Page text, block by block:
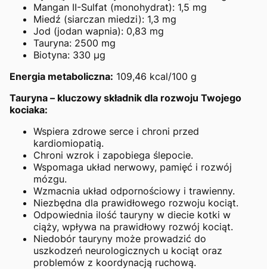
Mangan II-Sulfat (monohydrat): 1,5 mg
Miedź (siarczan miedzi): 1,3 mg
Jod (jodan wapnia): 0,83 mg
Tauryna: 2500 mg
Biotyna: 330 µg
Energia metaboliczna: 109,46 kcal/100 g
Tauryna – kluczowy składnik dla rozwoju Twojego
kociaka:
Wspiera zdrowe serce i chroni przed
kardiomiopatią.
Chroni wzrok i zapobiega ślepocie.
Wspomaga układ nerwowy, pamięć i rozwój
mózgu.
Wzmacnia układ odpornościowy i trawienny.
Niezbędna dla prawidłowego rozwoju kociąt.
Odpowiednia ilość tauryny w diecie kotki w
ciąży, wpływa na prawidłowy rozwój kociąt.
Niedobór tauryny może prowadzić do
uszkodzeń neurologicznych u kociąt oraz
problemów z koordynacją ruchową.